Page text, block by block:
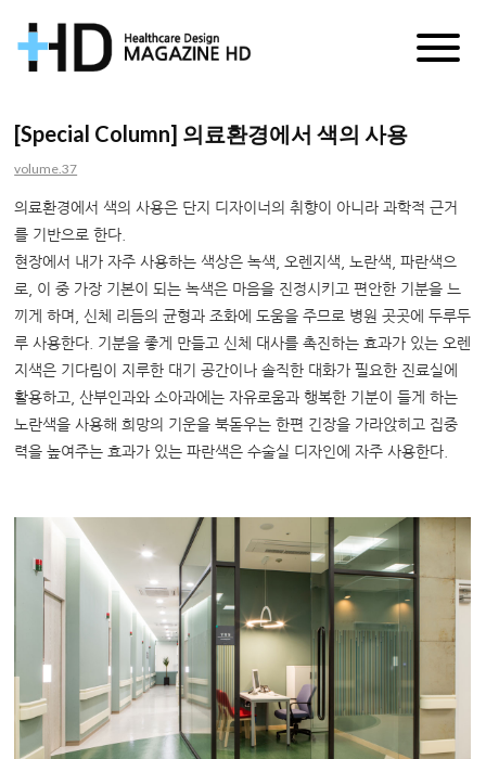
거
HD
[Special Column] 의료환경에서 색의 사용
volume.37
의료환경에서 색의 사용은 단지 디자이너의 취향이 아니라 과학적 근거
를 기반으로 한다.
현장에서 내가 자주 사용하는 색상은 녹색, 오렌지색, 노란색, 파란색으
로, 이 중 가장 기본이 되는 녹색은 마음을 진정시키고 편안한 기분을 느
끼게 하며, 신체 리듬의 균형과 조화에 도움을 주므로 병원 곳곳에 두루두
루 사용한다. 기분을 좋게 만들고 신체 대사를 촉진하는 효과가 있는 오렌
지색은 기다림이 지루한 대기 공간이나 솔직한 대화가 필요한 진료실에
활용하고, 산부인과와 소아과에는 자유로움과 행복한 기분이 들게 하는
노란색을 사용해 희망의 기운을 북돋우는 한편 긴장을 가라앉히고 집중
력을 높여주는 효과가 있는 파란색은 수술실 디자인에 자주 사용한다.